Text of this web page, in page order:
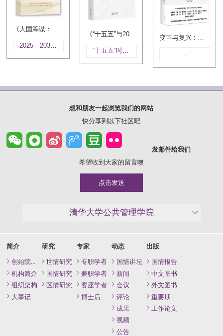
2025—2035年是中国式现代化的关键十年，本书围绕中国式现代化这一时代主题，进行了系统学理阐释和...
“十五五”时期，是我国全面建设社会主义现代化国家的第二个五年，是我国经济社会迈向高质量发展的关键阶段... ...
想和朋友一起浏览我们的网站
快分享到以下社区吧
发邮件给我们
希望收到大家的留言噢
点击发送
清华大学公共管理学院
简介
机构简介
组织架构
大事记
研究
世情研究
国情研究
区情研究
专家
专职学者
兼职学者
客座学者
博士后
动态
国情讲坛
新闻
会议
评论
成果
视频
公告
出版
国情报告
中文图书
外文图书
工作论文